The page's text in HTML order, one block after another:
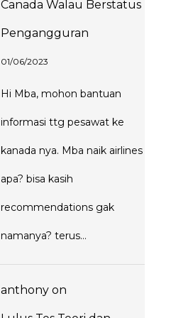
Canada Walau Berstatus
Pengangguran
01/06/2023
Hi Mba, mohon bantuan
informasi ttg pesawat ke
kanada nya. Mba naik airlines
apa? bisa kasih
recommendations gak
namanya? terus…
anthony on